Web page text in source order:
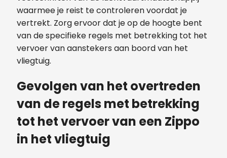
waarmee je reist te controleren voordat je
vertrekt. Zorg ervoor dat je op de hoogte bent
van de specifieke regels met betrekking tot het
vervoer van aanstekers aan boord van het
vliegtuig.
Gevolgen van het overtreden
van de regels met betrekking
tot het vervoer van een Zippo
in het vliegtuig